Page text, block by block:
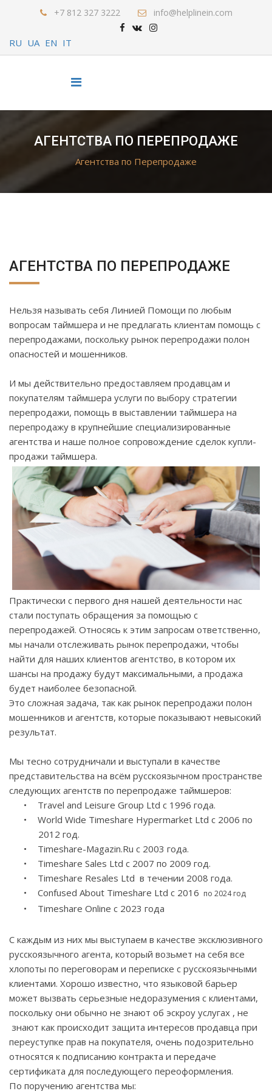
+7 812 327 3222 info@helplinein.com
RU UA EN IT
АГЕНТСТВА ПО ПЕРЕПРОДАЖЕ
Агентства по Перепродаже
АГЕНТСТВА ПО ПЕРЕПРОДАЖЕ
Нельзя называть себя Линией Помощи по любым
вопросам таймшера и не предлагать клиентам помощь с
перепродажами, поскольку рынок перепродажи полон
опасностей и мошенников.
И мы действительно предоставляем продавцам и
покупателям таймшера услуги по выбору стратегии
перепродажи, помощь в выставлении таймшера на
перепродажу в крупнейшие специализированные
агентства и наше полное сопровождение сделок купли-
продажи таймшера.
Практически с первого дня нашей деятельности нас
стали поступать обращения за помощью с
перепродажей. Относясь к этим запросам ответственно,
мы начали отслеживать рынок перепродажи, чтобы
найти для наших клиентов агентство, в котором их
шансы на продажу будут максимальными, а продажа
будет наиболее безопасной.
Это сложная задача, так как рынок перепродажи полон
мошенников и агентств, которые показывают невысокий
результат.
Мы тесно сотрудничали и выступали в качестве
представительства на всём русскоязычном пространстве
следующих агентств по перепродаже таймшеров:
•
Travel and Leisure Group Ltd с 1996 года.
•
World Wide Timeshare Hypermarket Ltd с 2006 по
2012 год.
•
Timeshare-Magazin.Ru с 2003 года.
•
Timeshare Sales Ltd с 2007 по 2009 год.
•
Timeshare Resales Ltd в течении 2008 года.
•
Confused About Timeshare Ltd с 2016 по 2024год
• Timeshare Online с 2023 года
С каждым из них мы выступаем в качестве эксклюзивного
русскоязычного агента, который возьмет на себя все
хлопоты по переговорам и переписке с русскоязычными
клиентами. Хорошо известно, что языковой барьер
может вызвать серьезные недоразумения с клиентами,
поскольку они обычно не знают об эскроу услугах , не
знают как происходит защита интересов продавца при
переуступке прав на покупателя, очень подозрительно
относятся к подписанию контракта и передаче
сертификата для последующего переоформления.
По поручению агентства мы: